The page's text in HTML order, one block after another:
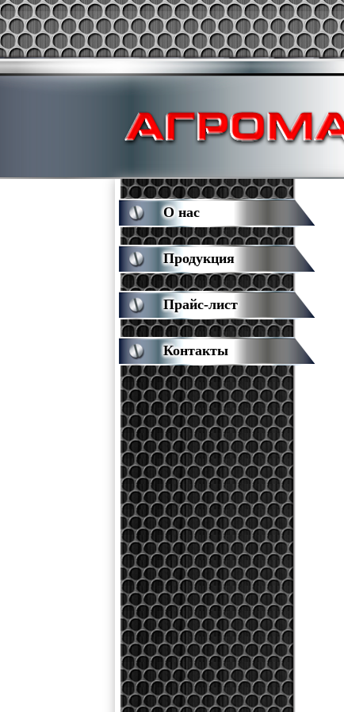
О нас
Продукция
Прайс-лист
Контакты